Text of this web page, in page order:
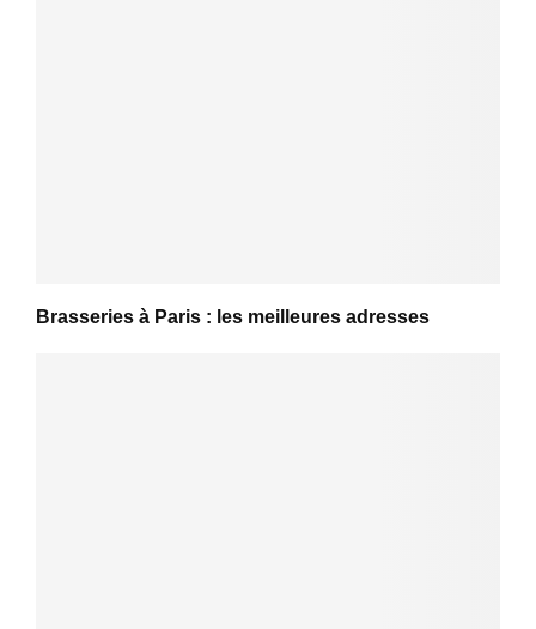
Brasseries à Paris : les meilleures adresses